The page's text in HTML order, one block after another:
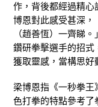
作，背後都經過精心
博恩對此感受甚深，
（趙善恆）一齊睇
鑽研拳擊選手的招式
獲取靈感，當構思好
梁博恩指《一秒拳王
色打拳的特點參考了